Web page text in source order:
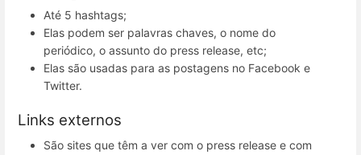
Até 5 hashtags;
Elas podem ser palavras chaves, o nome do
periódico, o assunto do press release, etc;
Elas são usadas para as postagens no Facebook e
Twitter.
Links externos
São sites que têm a ver com o press release e com